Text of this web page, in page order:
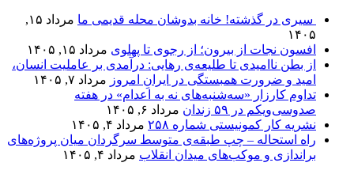
سیری در گذشته! خانه بدوشان محله قدیمی ما
مرداد ۱۵,
۱۴۰۵
افسون نجات از بیرون؛ از رجوی تا پهلوی مرداد ۱۵, ۱۴۰۵
از بطن ناامیدی تا طلیعه‌ی رهایی: درآمدی بر عاملیت انسان،
امید و ضرورت همبستگی در ایرانِ امروز مرداد ۷, ۱۴۰۵
تداوم کارزار «سه‌شنبه‌های نه به اعدام» در هفته
صدوسی‌و‌یکم در ۵۹ زندان
مرداد ۶, ۱۴۰۵
نشریه کار کمونیستی شماره ۲۵۸
مرداد ۴, ۱۴۰۵
راه استحاله – چپ طبقه‌ی متوسط سرگردان میان پروژه‌های
براندازی و موکب‌های میدان انقلاب مرداد ۴, ۱۴۰۵